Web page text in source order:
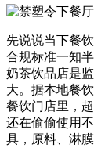
先说说当下餐
合规标准一知
奶茶饮品店是
大。据本地餐
餐饮门店里，
还在偷偷使用
具，原料、淋